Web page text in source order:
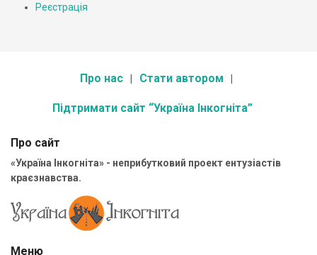
Реєстрація
Про нас Стати автором
Підтримати сайт “Україна Інкогніта”
Про сайт
«Україна Інкогніта» - неприбутковий проект ентузіастів
краєзнавства.
Меню